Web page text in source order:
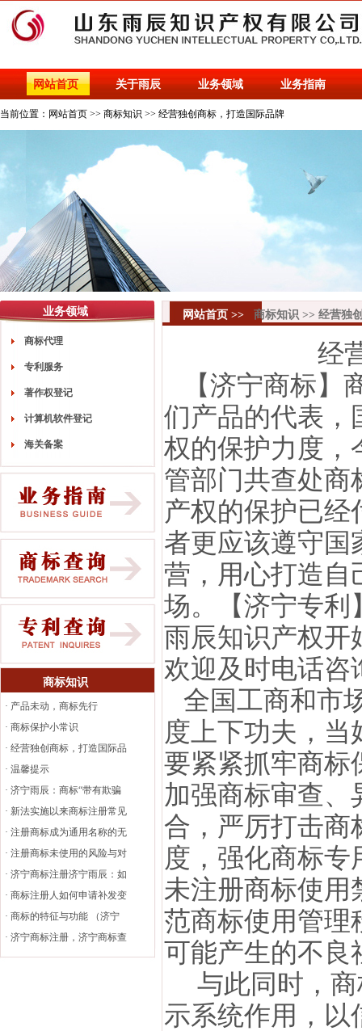
网站首页 关于雨辰 业务领域 业务指南
当前位置： 网站首页 >> 商标知识 >> 经营独创商标，打造国际品牌
业务领域
商标代理
专利服务
著作权登记
计算机软件登记
海关备案
商标知识
· 产品未动，商标先行
· 商标保护小常识
· 经营独创商标，打造国际品
· 温馨提示
· 济宁雨辰：商标“带有欺骗
· 新法实施以来商标注册常见
· 注册商标成为通用名称的无
· 注册商标未使用的风险与对
· 济宁商标注册济宁雨辰：如
· 商标注册人如何申请补发变
· 商标的特征与功能 （济宁
· 济宁商标注册，济宁商标查
网站首页 >> 商标知识 >> 经营独
经
【济宁商标】
们产品的代表，
权的保护力度，
管部门共查处商
产权的保护已
者更应该遵守国
营，用心打造自
场。【济宁专利
雨辰知识产权开
欢迎及时电话咨
全国工商和市
度上下功夫，当
要紧紧抓牢商标
加强商标审查、
合，严厉打击商
度，强化商标
未注册商标使用
范商标使用管理
可能产生的不良
与此同时，商
示系统作用，以